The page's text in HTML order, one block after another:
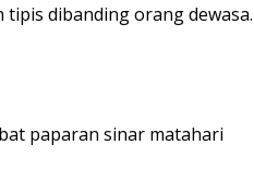
tipis dibanding orang
paparan sinar matahari